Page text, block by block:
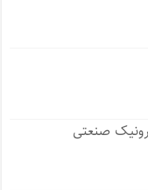
صنعتی